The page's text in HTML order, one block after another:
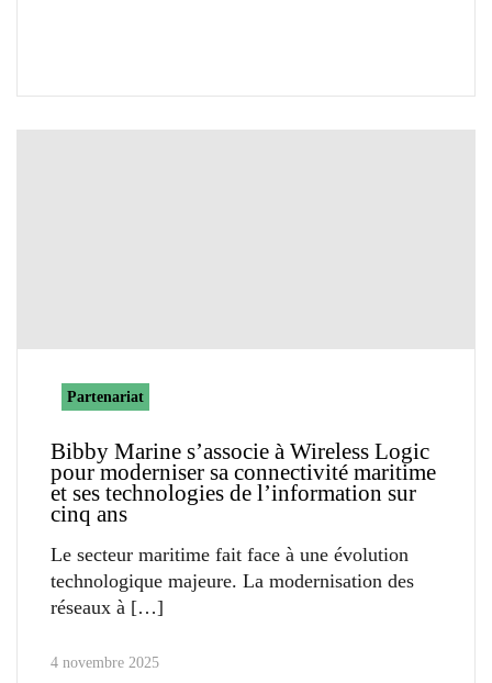
Partenariat
Bibby Marine s’associe à Wireless Logic
pour moderniser sa connectivité maritime
et ses technologies de l’information sur
cinq ans
Le secteur maritime fait face à une évolution
technologique majeure. La modernisation des
réseaux à
4 novembre 2025